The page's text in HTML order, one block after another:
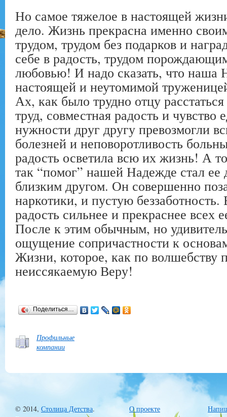
Но самое тяжелое в настоящей
дело. Жизнь прекрасна именно
трудом, трудом без подарков и
себе в радость, трудом
любовью! И надо сказать, что наша
настоящей и неутомимой
Ах, как было трудно отцу
труд, совместная радость и
нужности друг другу превозмогли
болезней и неповоротливость
радость осветила всю их жизнь! А
так “помог” нашей Надежде стал ее
близким другом. Он совершенно
наркотики, и пустую
радость сильнее и прекраснее всех
После к этим обычным, но
ощущение сопричастности к
Жизни, которое, как по волшебству
неиссякаемую Веру!
Поделиться…
Профильные
компании
© 2014, Столица Детства.
О проекте